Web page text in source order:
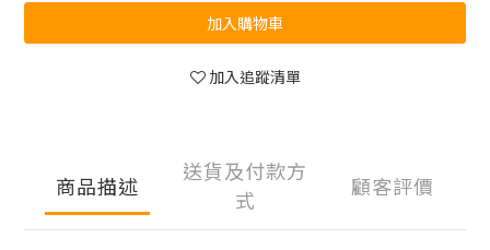
加入購物車
加入追蹤清單
商品描述
送貨及付款方
式
顧客評價